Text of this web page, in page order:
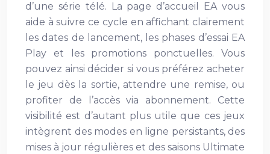
d’une série télé. La page d’accueil EA vous
aide à suivre ce cycle en affichant clairement
les dates de lancement, les phases d’essai EA
Play et les promotions ponctuelles. Vous
pouvez ainsi décider si vous préférez acheter
le jeu dès la sortie, attendre une remise, ou
profiter de l’accès via abonnement. Cette
visibilité est d’autant plus utile que ces jeux
intègrent des modes en ligne persistants, des
mises à jour régulières et des saisons Ultimate